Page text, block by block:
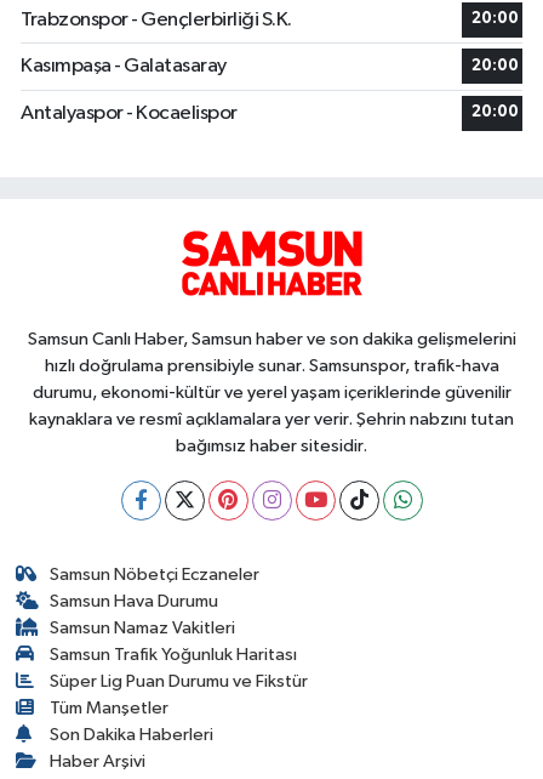
Trabzonspor - Gençlerbirliği S.K. 20:00
Kasımpaşa - Galatasaray 20:00
Antalyaspor - Kocaelispor 20:00
Samsun Canlı Haber, Samsun haber ve son dakika gelişmelerini
hızlı doğrulama prensibiyle sunar. Samsunspor, trafik-hava
durumu, ekonomi-kültür ve yerel yaşam içeriklerinde güvenilir
kaynaklara ve resmî açıklamalara yer verir. Şehrin nabzını tutan
bağımsız haber sitesidir.
Samsun Nöbetçi Eczaneler
Samsun Hava Durumu
Samsun Namaz Vakitleri
Samsun Trafik Yoğunluk Haritası
Süper Lig Puan Durumu ve Fikstür
Tüm Manşetler
Son Dakika Haberleri
Haber Arşivi